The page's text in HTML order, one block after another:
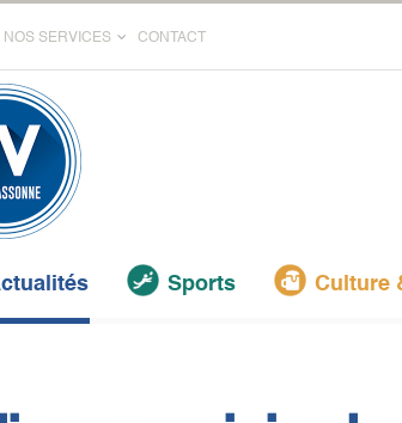
NOS SERVICES CONTACT
Sports Culture